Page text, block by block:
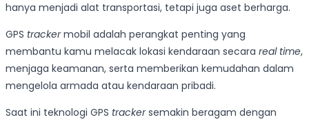
hanya menjadi alat transportasi, tetapi juga aset berharga.
GPS trackermobil adalah perangkat penting yang
membantu kamu melacak lokasi kendaraan secara real time,
menjaga keamanan, serta memberikan kemudahan dalam
mengelola armada atau kendaraan pribadi.
Saat ini teknologi GPS trackersemakin beragam dengan